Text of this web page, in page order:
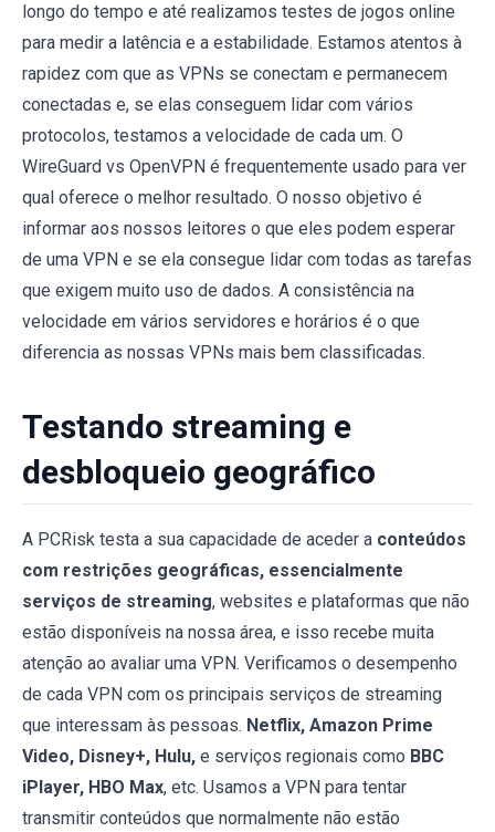
longo do tempo e até realizamos testes de jogos online
para medir a latência e a estabilidade. Estamos atentos à
rapidez com que as VPNs se conectam e permanecem
conectadas e, se elas conseguem lidar com vários
protocolos, testamos a velocidade de cada um. O
WireGuard vs OpenVPN é frequentemente usado para ver
qual oferece o melhor resultado. O nosso objetivo é
informar aos nossos leitores o que eles podem esperar
de uma VPN e se ela consegue lidar com todas as tarefas
que exigem muito uso de dados. A consistência na
velocidade em vários servidores e horários é o que
diferencia as nossas VPNs mais bem classificadas.
Testando streaming e
desbloqueio geográfico
A PCRisk testa a sua capacidade de aceder a conteúdos
com restrições geográficas, essencialmente
serviços de streaming, websites e plataformas que não
estão disponíveis na nossa área, e isso recebe muita
atenção ao avaliar uma VPN. Verificamos o desempenho
de cada VPN com os principais serviços de streaming
que interessam às pessoas. Netflix, Amazon Prime
Video, Disney+, Hulu, e serviços regionais como BBC
iPlayer, HBO Max, etc. Usamos a VPN para tentar
transmitir conteúdos que normalmente não estão